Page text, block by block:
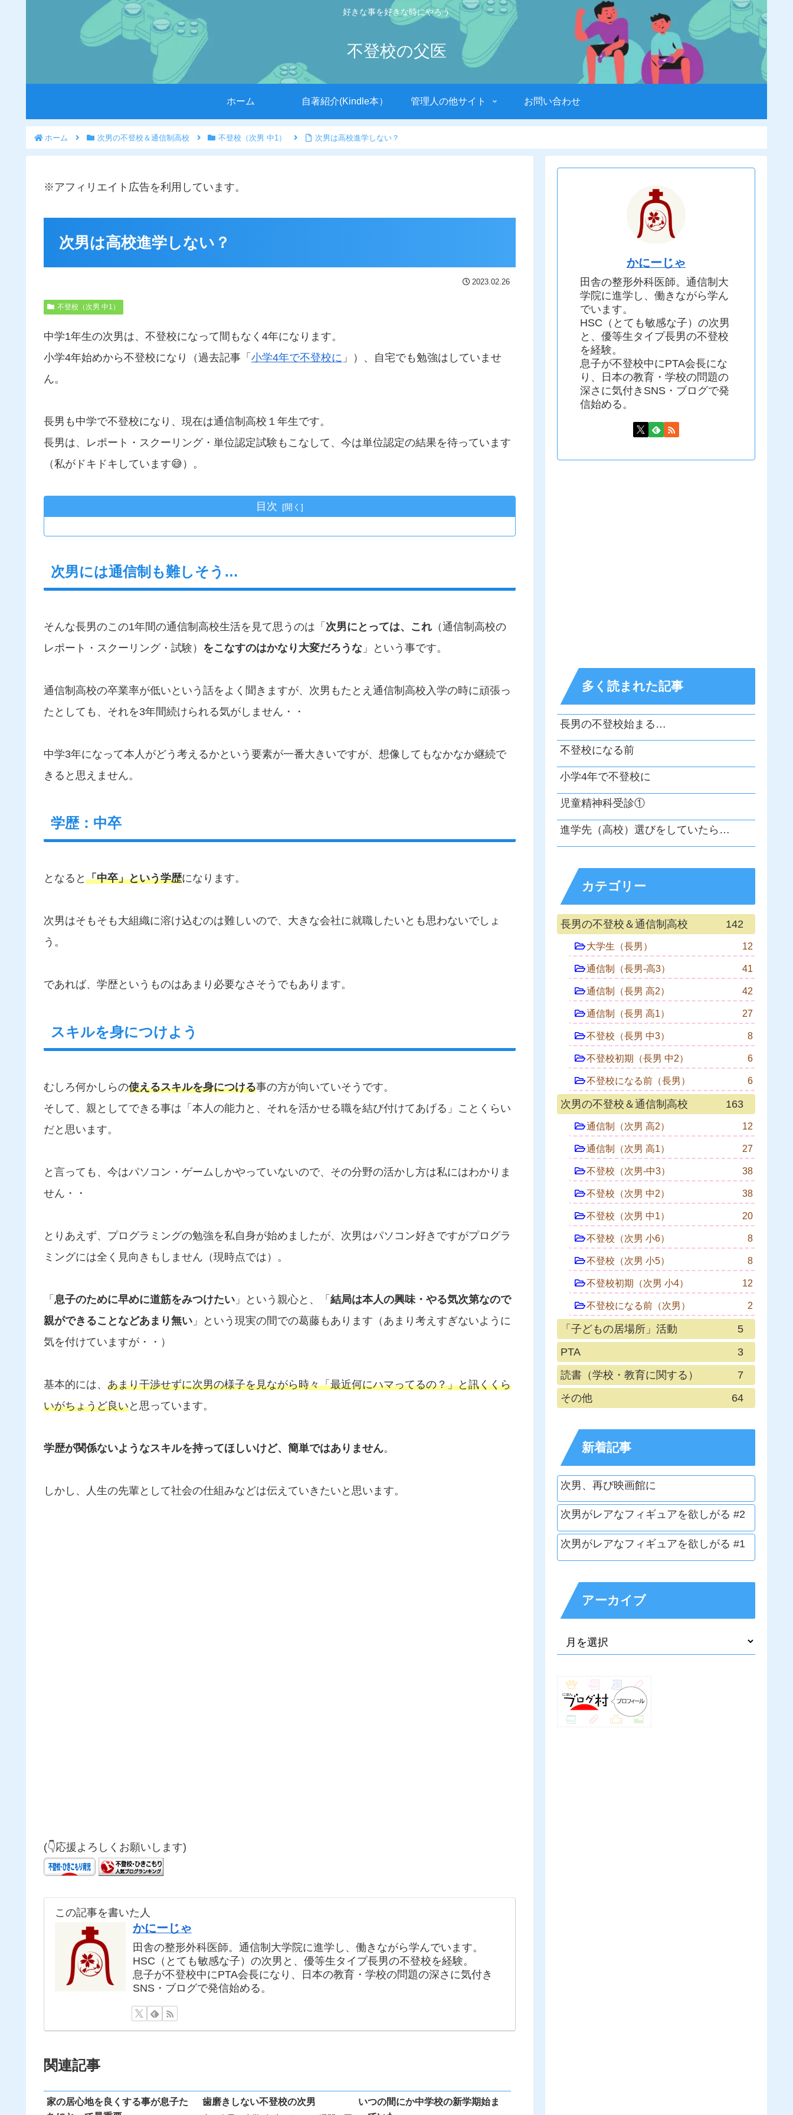
好きな事を好きな時にやろう
不登校の父医
ホーム 自著紹介(Kindle本） 管理人の他サイト お問い合わせ
ホーム 次男の不登校＆通信制高校 不登校（次男 中1） 次男は高校進学しない？
※アフィリエイト広告を利用しています。
次男は高校進学しない？
2023.02.26
不登校（次男 中1）
中学1年生の次男は、不登校になって間もなく4年になります。
小学4年始めから不登校になり（過去記事「 小学4年で不登校に 」）、自宅でも勉強はしていませ
ん。
長男も中学で不登校になり、現在は通信制高校１年生です。
長男は、レポート・スクーリング・単位認定試験もこなして、今は単位認定の結果を待っています
（私がドキドキしています😅）。
目次
次男には通信制も難しそう…
そんな長男のこの1年間の通信制高校生活を見て思うのは「 次男にとっては、これ （通信制高校の
レポート・スクーリング・試験） をこなすのはかなり大変だろうな 」という事です。
通信制高校の卒業率が低いという話をよく聞きますが、次男もたとえ通信制高校入学の時に頑張っ
たとしても、それを3年間続けられる気がしません・・
中学3年になって本人がどう考えるかという要素が一番大きいですが、想像してもなかなか継続で
きると思えません。
学歴：中卒
となると 「中卒」という学歴になります。
次男はそもそも大組織に溶け込むのは難しいので、大きな会社に就職したいとも思わないでしょ
う。
であれば、学歴というものはあまり必要なさそうでもあります。
スキルを身につけよう
むしろ何かしらの使えるスキルを身につける事の方が向いていそうです。
そして、親としてできる事は「本人の能力と、それを活かせる職を結び付けてあげる」ことくらい
だと思います。
と言っても、今はパソコン・ゲームしかやっていないので、その分野の活かし方は私にはわかりま
せん・・
とりあえず、プログラミングの勉強を私自身が始めましたが、次男はパソコン好きですがプログラ
ミングには全く見向きもしません（現時点では）。
「 息子のために早めに道筋をみつけたい 」という親心と、「 結局は本人の興味・やる気次第なので
親ができることなどあまり無い 」という現実の間での葛藤もあります（あまり考えすぎないように
気を付けていますが・・）
基本的には、 あまり干渉せずに次男の様子を見ながら時々「最近何にハマってるの？」と訊くくら
いがちょうど良いと思っています。
学歴が関係ないようなスキルを持ってほしいけど、簡単ではありません。
しかし、人生の先輩として社会の仕組みなどは伝えていきたいと思います。
(👇応援よろしくお願いします)
この記事を書いた人
かにーじゃ
田舎の整形外科医師。通信制大学院に進学し、働きながら学んでいます。
HSC（とても敏感な子）の次男と、優等生タイプ長男の不登校を経験。
息子が不登校中にPTA会長になり、日本の教育・学校の問題の深さに気付き
SNS・ブログで発信始める。
関連記事
家の居心地を良くする事が息子た
歯磨きしない不登校の次男
いつの間にか中学校の新学期始ま
かにーじゃ
田舎の整形外科医師。通信制大
学院に進学し、働きながら学ん
でいます。
HSC（とても敏感な子）の次男
と、優等生タイプ長男の不登校
を経験。
息子が不登校中にPTA会長にな
り、日本の教育・学校の問題の
深さに気付きSNS・ブログで発
信始める。
多く読まれた記事
長男の不登校始まる…
不登校になる前
小学4年で不登校に
児童精神科受診①
進学先（高校）選びをしていたら…
カテゴリー
長男の不登校＆通信制高校 142
大学生（長男） 12
通信制（長男-高3） 41
通信制（長男 高2） 42
通信制（長男 高1） 27
不登校（長男 中3） 8
不登校初期（長男 中2） 6
不登校になる前（長男） 6
次男の不登校＆通信制高校 163
通信制（次男 高2） 12
通信制（次男 高1） 27
不登校（次男-中3） 38
不登校（次男 中2） 38
不登校（次男 中1） 20
不登校（次男 小6） 8
不登校（次男 小5） 8
不登校初期（次男 小4） 12
不登校になる前（次男） 2
「子どもの居場所」活動
5
PTA
3
読書（学校・教育に関する）
7
その他
64
新着記事
次男、再び映画館に
次男がレアなフィギュアを欲しがる #2
次男がレアなフィギュアを欲しがる #1
アーカイブ